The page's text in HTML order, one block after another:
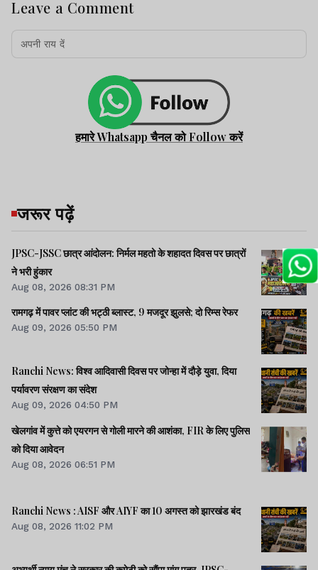
Leave a Comment
हमारे Whatsapp चैनल को Follow करें
जरूर पढ़ें
JPSC-JSSC छात्र आंदोलन: निर्मल महतो के शहादत दिवस पर छात्रों
ने भरी हुंकार
Aug 08, 2026 08:31 PM
रामगढ़ में पावर प्लांट की भट्ठी ब्लास्ट, 9 मजदूर झुलसे; दो रिम्स रेफर
Aug 09, 2026 05:50 PM
Ranchi News: विश्व आदिवासी दिवस पर जोन्हा में दौड़े युवा, दिया
पर्यावरण संरक्षण का संदेश
Aug 09, 2026 04:50 PM
खेलगांव में कुत्ते को एयरगन से गोली मारने की आशंका, FIR के लिए पुलिस
को दिया आवेदन
Aug 08, 2026 06:51 PM
Ranchi News : AISF और AIYF का 10 अगस्त को झारखंड बंद
Aug 08, 2026 11:02 PM